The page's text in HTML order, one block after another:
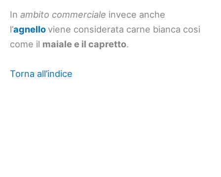
In ambito commerciale invece anche
l’agnelloviene considerata carne bianca cosi
come il maiale e il capretto.
Torna all’indice